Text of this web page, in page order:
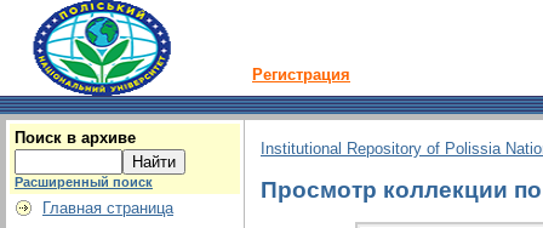
Регистрация
Поиск в архиве
Расширенный поиск
Главная страница
Institutional Repository of Polissia
Просмотр коллекции